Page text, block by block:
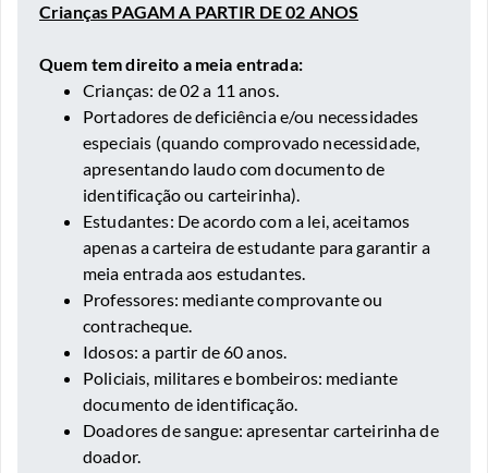
Crianças PAGAM A PARTIR DE 02 ANOS
Quem tem direito a meia entrada:
Crianças: de 02 a 11 anos.
Portadores de deficiência e/ou necessidades
especiais (quando comprovado necessidade,
apresentando laudo com documento de
identificação ou carteirinha).
Estudantes: De acordo com a lei, aceitamos
apenas a carteira de estudante para garantir a
meia entrada aos estudantes.
Professores: mediante comprovante ou
contracheque.
Idosos: a partir de 60 anos.
Policiais, militares e bombeiros: mediante
documento de identificação.
Doadores de sangue: apresentar carteirinha de
doador.